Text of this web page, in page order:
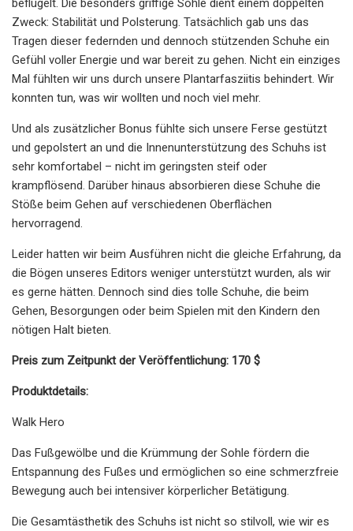
beflügelt. Die besonders griffige Sohle dient einem doppelten
Zweck: Stabilität und Polsterung. Tatsächlich gab uns das
Tragen dieser federnden und dennoch stützenden Schuhe ein
Gefühl voller Energie und war bereit zu gehen. Nicht ein einziges
Mal fühlten wir uns durch unsere Plantarfasziitis behindert. Wir
konnten tun, was wir wollten und noch viel mehr.
Und als zusätzlicher Bonus fühlte sich unsere Ferse gestützt
und gepolstert an und die Innenunterstützung des Schuhs ist
sehr komfortabel – nicht im geringsten steif oder
krampflösend. Darüber hinaus absorbieren diese Schuhe die
Stöße beim Gehen auf verschiedenen Oberflächen
hervorragend.
Leider hatten wir beim Ausführen nicht die gleiche Erfahrung, da
die Bögen unseres Editors weniger unterstützt wurden, als wir
es gerne hätten. Dennoch sind dies tolle Schuhe, die beim
Gehen, Besorgungen oder beim Spielen mit den Kindern den
nötigen Halt bieten.
Preis zum Zeitpunkt der Veröffentlichung: 170 $
Produktdetails:
Walk Hero
Das Fußgewölbe und die Krümmung der Sohle fördern die
Entspannung des Fußes und ermöglichen so eine schmerzfreie
Bewegung auch bei intensiver körperlicher Betätigung.
Die Gesamtästhetik des Schuhs ist nicht so stilvoll, wie wir es